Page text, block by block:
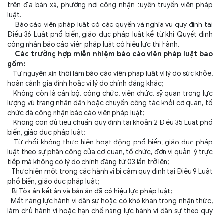
trên địa bàn xã, phường nơi công nhận tuyên truyền viên pháp
luật.
Báo cáo viên pháp luật có các quyền và nghĩa vụ quy định tại
Điều 36 Luật phổ biến, giáo dục pháp luật kể từ khi Quyết định
công nhận báo cáo viên pháp luật có hiệu lực thi hành.
Các trường hợp miễn nhiệm báo cáo viên pháp luật bao
gồm:
Tự nguyện xin thôi làm báo cáo viên pháp luật vì lý do sức khỏe,
hoàn cảnh gia đình hoặc vì lý do chính đáng khác;
Không còn là cán bộ, công chức, viên chức, sỹ quan trong lực
lượng vũ trang nhân dân hoặc chuyển công tác khỏi cơ quan, tổ
chức đã công nhận báo cáo viên pháp luật;
Không còn đủ tiêu chuẩn quy định tại khoản 2 Điều 35 Luật phổ
biến, giáo dục pháp luật;
Từ chối không thực hiện hoạt động phổ biến, giáo dục pháp
luật theo sự phân công của cơ quan, tổ chức, đơn vị quản lý trực
tiếp mà không có lý do chính đáng từ 03 lần trở lên;
Thực hiện một trong các hành vi bị cấm quy định tại Điều 9 Luật
phổ biến, giáo dục pháp luật;
Bị Tòa án kết án và bản án đã có hiệu lực pháp luật;
Mất năng lực hành vi dân sự hoặc có khó khăn trong nhận thức,
làm chủ hành vi hoặc hạn chế năng lực hành vi dân sự theo quy